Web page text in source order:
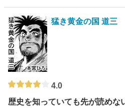
猛き黄金の国 道三
4.0
歴史を知っていても先が読めな